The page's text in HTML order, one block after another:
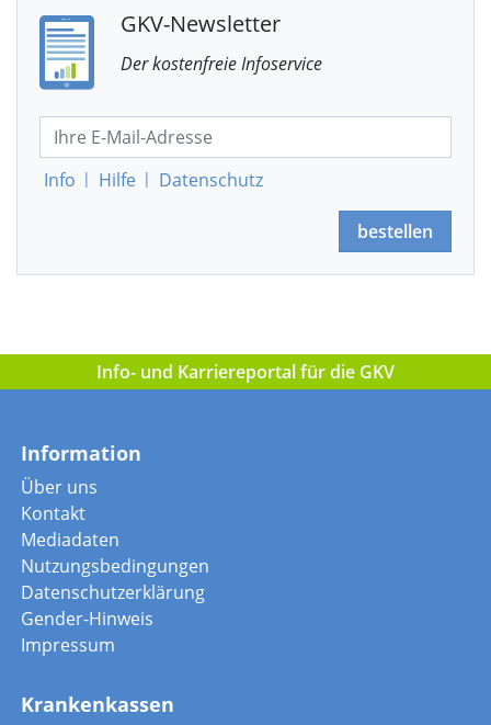
GKV-Newsletter
Der kostenfreie Infoservice
Info | Hilfe | Datenschutz
bestellen
Info- und Karriereportal für die GKV
Information
Über uns
Kontakt
Mediadaten
Nutzungsbedingungen
Datenschutzerklärung
Gender-Hinweis
Impressum
Krankenkassen